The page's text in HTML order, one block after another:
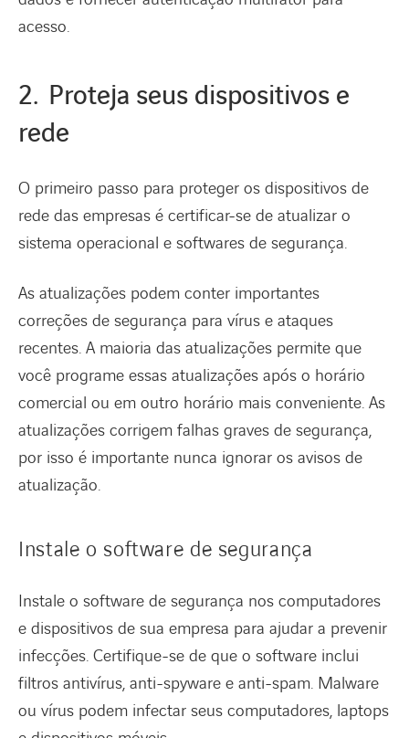
acesso.
2. Proteja seus dispositivos e
rede
O primeiro passo para proteger os dispositivos de
rede das empresas é certificar-se de atualizar o
sistema operacional e softwares de segurança.
As atualizações podem conter importantes
correções de segurança para vírus e ataques
recentes. A maioria das atualizações permite que
você programe essas atualizações após o horário
comercial ou em outro horário mais conveniente. As
atualizações corrigem falhas graves de segurança,
por isso é importante nunca ignorar os avisos de
atualização.
Instale o software de segurança
Instale o software de segurança nos computadores
e dispositivos de sua empresa para ajudar a prevenir
infecções. Certifique-se de que o software inclui
filtros antivírus, anti-spyware e anti-spam. Malware
ou vírus podem infectar seus computadores, laptops